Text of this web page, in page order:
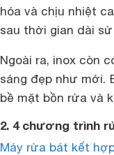
hóa và chịu nhiệt
sau thời gian dài
Ngoài ra, inox còn
sáng đẹp như mới.
bề mặt bồn rửa và
2. 4 chương trình
Máy rửa bát kết